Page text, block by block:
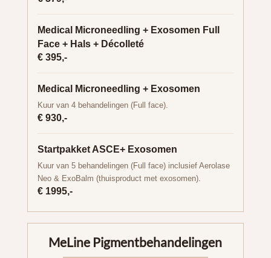
Medical Microneedling + Exosomen Full
Face + Hals + Décolleté
€ 395,-
Medical Microneedling + Exosomen
Kuur van 4 behandelingen (Full face).
€ 930,-
Startpakket ASCE+ Exosomen
Kuur van 5 behandelingen (Full face) inclusief Aerolase
Neo & ExoBalm (thuisproduct met exosomen).
€ 1995,-
MeLine Pigmentbehandelingen